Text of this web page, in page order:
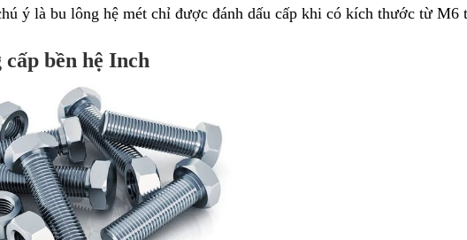
ý là bu lông hệ mét chỉ được đánh dấu cấp khi có kích thước từ M6
cấp bền hệ Inch